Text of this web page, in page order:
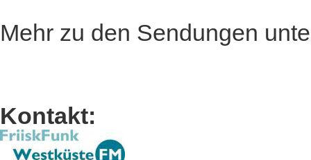
Mehr zu den Sendungen
Kontakt: